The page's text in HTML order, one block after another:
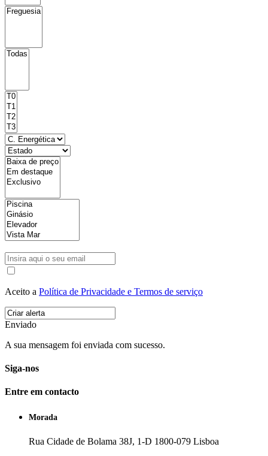
Aceito a Política de Privacidade e Termos de serviço
Enviado
A sua mensagem foi enviada com sucesso.
Siga-nos
Entre em contacto
Morada
Rua Cidade de Bolama 38J, 1-D 1800-079 Lisboa